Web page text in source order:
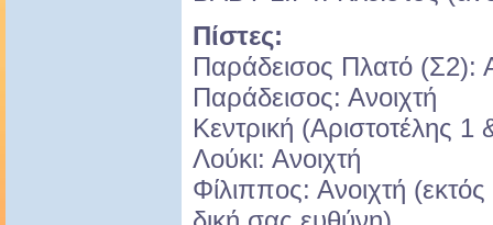
Πίστες:
Παράδεισος Πλατό (Σ2):
Παράδεισος: Ανοιχτή
Κεντρική (Αριστοτέλης 1
Λούκι: Ανοιχτή
Φίλιππος: Ανοιχτή